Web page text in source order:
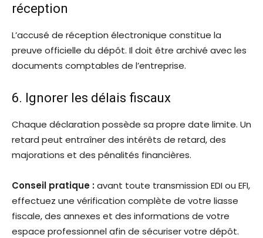
réception
L’accusé de réception électronique constitue la
preuve officielle du dépôt. Il doit être archivé avec les
documents comptables de l’entreprise.
6. Ignorer les délais fiscaux
Chaque déclaration possède sa propre date limite. Un
retard peut entraîner des intérêts de retard, des
majorations et des pénalités financières.
Conseil pratique :avant toute transmission EDI ou EFI,
effectuez une vérification complète de votre liasse
fiscale, des annexes et des informations de votre
espace professionnel afin de sécuriser votre dépôt.